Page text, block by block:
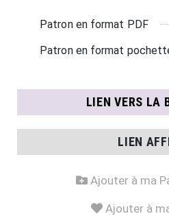
Patron en format PDF
Patron en format
LIEN VERS LA
LIEN
Ajouter à ma
Ajouter à